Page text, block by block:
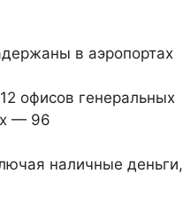
в аэропортах
офисов генеральных
— 96
наличные деньги,